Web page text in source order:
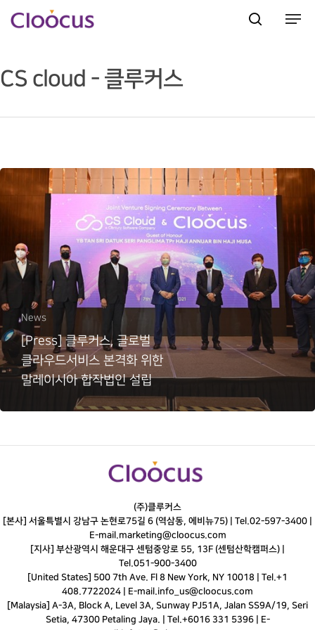
Hit enter to search or ESC to close
CS cloud - 클루커스
News
[Press] 클루커스, 글로벌
클라우드서비스 본격화 위한
말레이시아 합작법인 설립
(주)클루커스
[본사] 서울특별시 강남구 논현로75길 6 (역삼동, 에비뉴75) | Tel.02-597-3400
E-mail.marketing@cloocus.com
[지사] 부산광역시 해운대구 센텀중앙로 55, 13F (센텀산학캠퍼스) |
Tel.051-900-3400
[United States] 500 7th Ave. Fl 8 New York, NY 10018 | Tel.+1
408.7722024 | E-mail.info_us@cloocus.com
[Malaysia] A-3A, Block A, Level 3A, Sunway PJ51A, Jalan SS9A/19, Seri
Setia, 47300 Petaling Jaya. | Tel.+6016 331 5396 | E-